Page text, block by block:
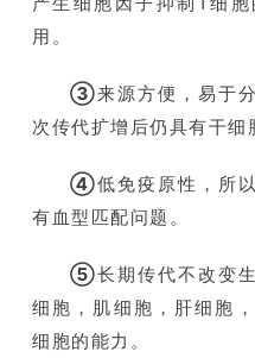
用。
③来源方便，易于
次传代扩增后仍具有干细
④低免疫原性，所
有血型匹配问题。
⑤长期传代不改变
细胞，肌细胞，肝细胞
细胞的能力。